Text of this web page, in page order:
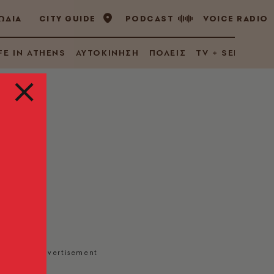
CITY GUIDE PODCAST VOICE RADIO
IN ATHENS ΑΥΤΟΚΙΝΗΣΗ ΠΟΛΕΙΣ TV + SERIES